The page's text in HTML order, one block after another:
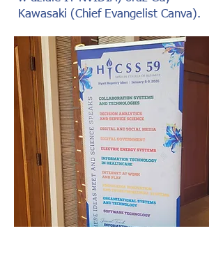
Kawasaki (Chief Evangelist Canva).